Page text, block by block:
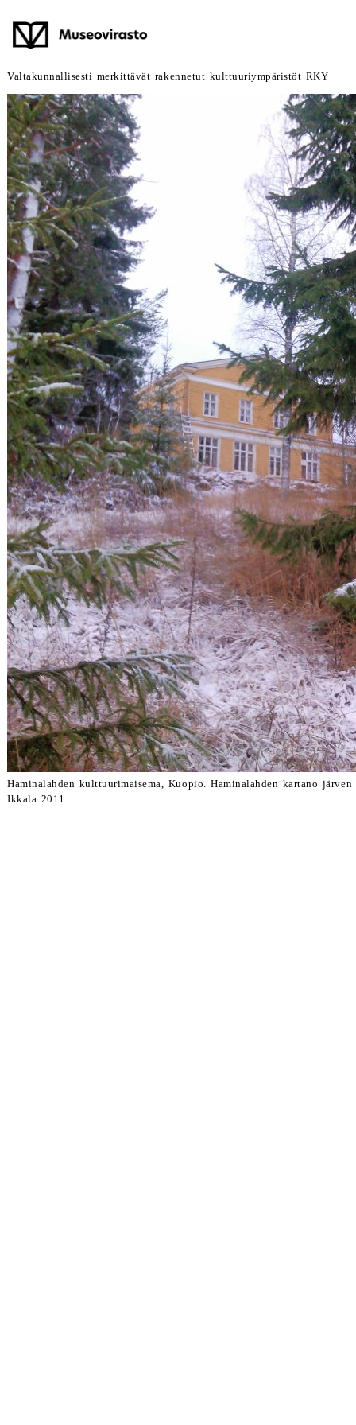
Valtakunnallisesti merkittävät rakennetut kulttuuriympäristöt RKY
Haminalahden kulttuurimaisema, Kuopio. Haminalahden kartano
Ikkala 2011